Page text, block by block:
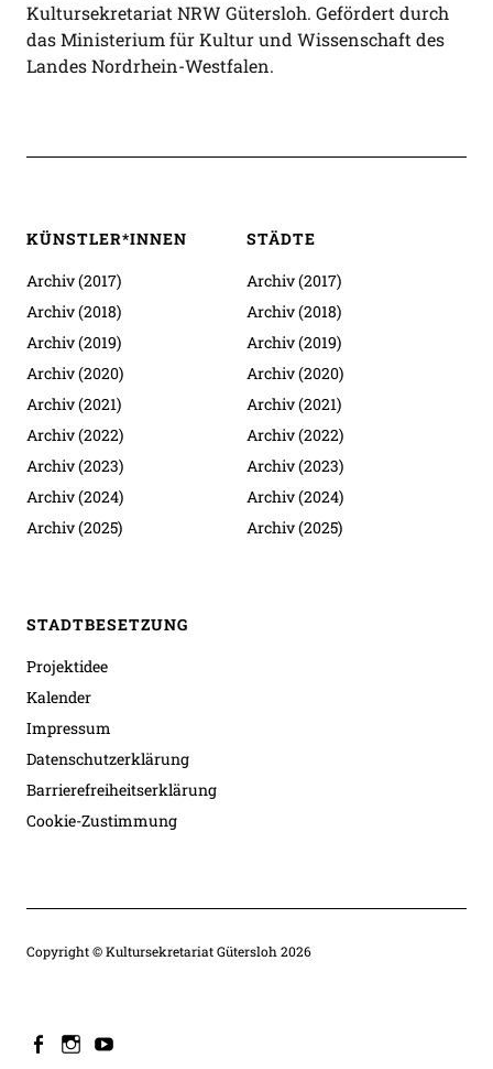
Kultursekretariat NRW Gütersloh. Gefördert durch
das Ministerium für Kultur und Wissenschaft des
Landes Nordrhein-Westfalen.
KÜNSTLER*INNEN
Archiv (2017)
Archiv (2018)
Archiv (2019)
Archiv (2020)
Archiv (2021)
Archiv (2022)
Archiv (2023)
Archiv (2024)
Archiv (2025)
STÄDTE
Archiv (2017)
Archiv (2018)
Archiv (2019)
Archiv (2020)
Archiv (2021)
Archiv (2022)
Archiv (2023)
Archiv (2024)
Archiv (2025)
STADTBESETZUNG
Projektidee
Kalender
Impressum
Datenschutzerklärung
Barrierefreiheitserklärung
Cookie-Zustimmung
Copyright © Kultursekretariat Gütersloh 2026